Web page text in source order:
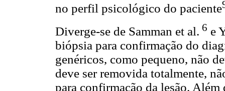
no perfil psicológico do paciente
Diverge-se de Samman et al. 6 e
biópsia para confirmação do
genéricos, como pequeno, não
deve ser removida totalmente,
para confirmação da lesão.